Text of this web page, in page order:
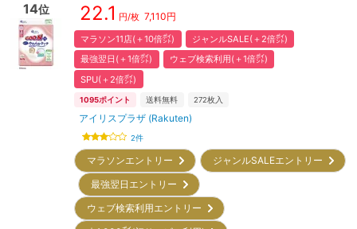
14位 22.1 円/枚 7,110円
マラソン11店(＋10倍㌽)
ジャンルSALE(＋2倍㌽)
最強翌日(＋1倍㌽)
ウェブ検索利用(＋1倍㌽)
SPU(＋2倍㌽)
1095ポイント 送料無料 272枚入
アイリスプラザ (Rakuten)
2件
マラソンエントリー
ジャンルSALEエントリー
最強翌日エントリー
ウェブ検索利用エントリー